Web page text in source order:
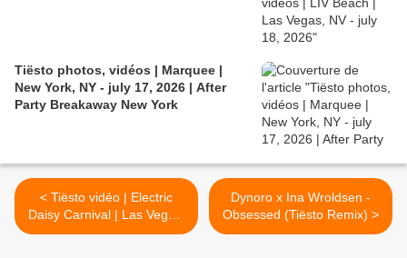
Tiësto photos, vidéos | Marquee |
New York, NY - july 17, 2026 | After
Party Breakaway New York
< Tiësto vidéo | Electric
Daisy Carnival | Las Vegas,
NV - may 18, 2019
Dynoro x Ina Wroldsen -
Obsessed (Tiësto Remix) >